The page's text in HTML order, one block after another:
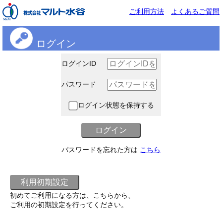
ご利用方法 よくあるご質問
ログイン
ログインID
パスワード
ログイン状態を保持する
パスワードを忘れた方は こちら
初めてご利用になる方は、こちらから、
ご利用の初期設定を行ってください。